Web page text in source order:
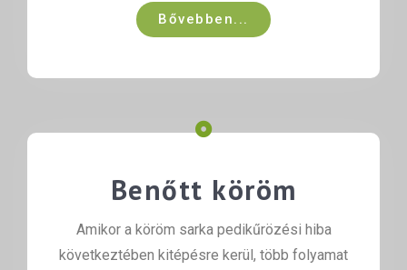
Bővebben...
Benőtt köröm
Amikor a köröm sarka pedikűrözési hiba
következtében kitépésre kerül, több folyamat